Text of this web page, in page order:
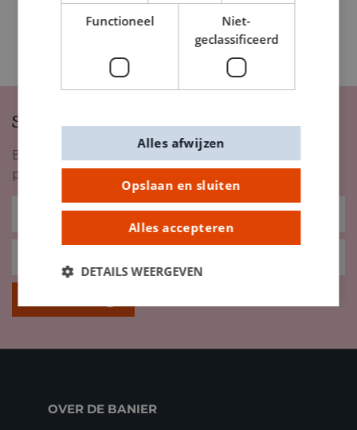
Schrijf je in op onze nieuwsbrief
Blijf op de hoogte van nieuwigheden, inspiratie,
promoties en meer!
OVER DE BANIER
Functioneel
Niet-
geclassificeerd
Opslaan en sluiten
Alles accepteren
Alles afwijzen
DETAILS WEERGEVEN